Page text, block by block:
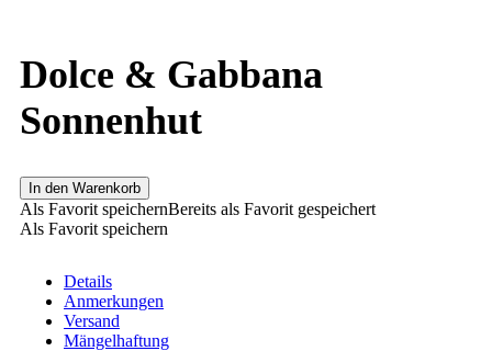
Dolce & Gabbana
Sonnenhut
In den Warenkorb
Als Favorit speichernBereits als Favorit gespeichert
Als Favorit speichern
Details
Anmerkungen
Versand
Mängelhaftung